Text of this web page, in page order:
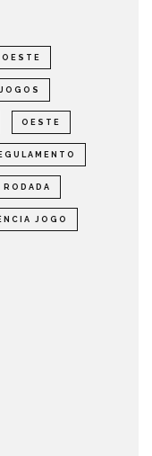
OESTE
JOGOS
OESTE
RODADA
JOGO